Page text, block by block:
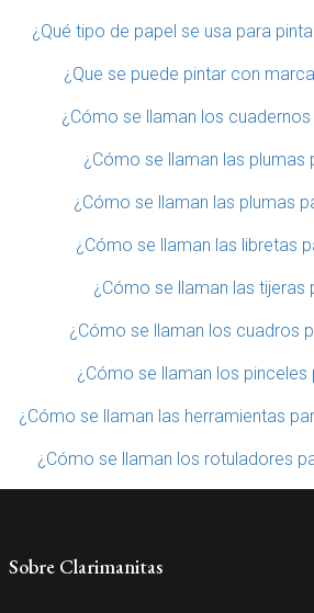
¿Qué tipo de papel se usa para
¿Que se puede pintar con
¿Cómo se llaman los
¿Cómo se llaman las plumas
¿Cómo se llaman las plumas
¿Cómo se llaman las libretas
¿Cómo se llaman las tijeras
¿Cómo se llaman los cuadros
¿Cómo se llaman los pinceles
¿Cómo se llaman las herramientas
¿Cómo se llaman los rotuladores
Sobre Clarimanitas